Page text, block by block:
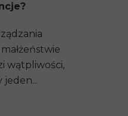
wątpliwości,
jeden...